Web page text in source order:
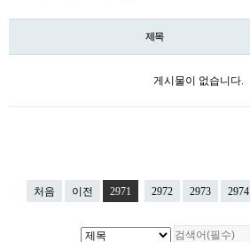
제목
게시물이 없습니다.
처음 이전 2971 2972 2973 2974